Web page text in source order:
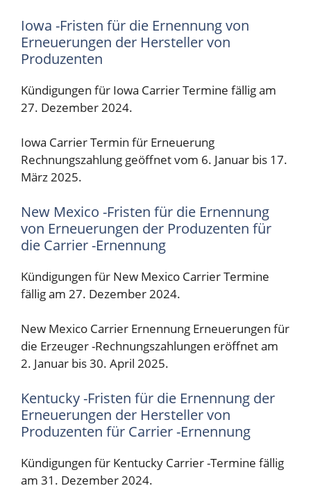
Iowa -Fristen für die Ernennung von
Erneuerungen der Hersteller von
Produzenten
Kündigungen für Iowa Carrier Termine fällig am
27. Dezember 2024.
Iowa Carrier Termin für Erneuerung
Rechnungszahlung geöffnet vom 6. Januar bis 17.
März 2025.
New Mexico -Fristen für die Ernennung
von Erneuerungen der Produzenten für
die Carrier -Ernennung
Kündigungen für New Mexico Carrier Termine
fällig am 27. Dezember 2024.
New Mexico Carrier Ernennung Erneuerungen für
die Erzeuger -Rechnungszahlungen eröffnet am
2. Januar bis 30. April 2025.
Kentucky -Fristen für die Ernennung der
Erneuerungen der Hersteller von
Produzenten für Carrier -Ernennung
Kündigungen für Kentucky Carrier -Termine fällig
am 31. Dezember 2024.